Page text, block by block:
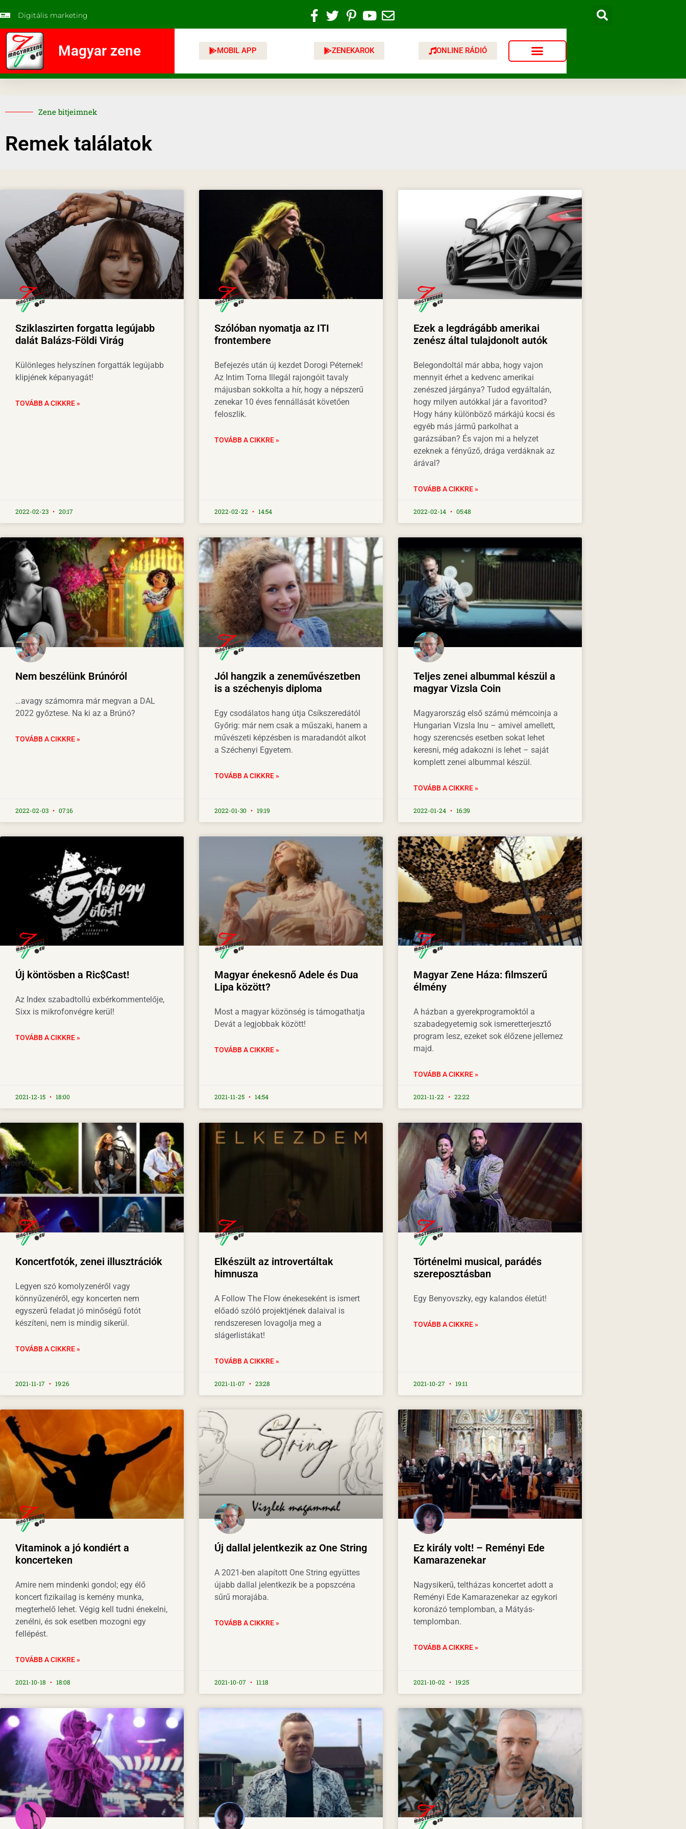
Digitális marketing
Magyar zene MOBIL APP ZENEKAROK ONLINE RÁDIÓ
Zene bitjeimnek
Remek találatok
Sziklaszirten forgatta legújabb
dalát Balázs-Földi Virág
Különleges helyszínen forgatták legújabb
klipjének képanyagát!
TOVÁBB A CIKKRE »
2022-02-23 20:17
Szólóban nyomatja az ITI
frontembere
Befejezés után új kezdet Dorogi Péternek!
Az Intim Torna Illegál rajongóit tavaly
májusban sokkolta a hír, hogy a népszerű
zenekar 10 éves fennállását követően
feloszlik.
TOVÁBB A CIKKRE »
2022-02-22 14:54
Ezek a legdrágább amerikai
zenész által tulajdonolt autók
Belegondoltál már abba, hogy vajon
mennyit érhet a kedvenc amerikai
zenészed járgánya? Tudod egyáltalán,
hogy milyen autókkal jár a favoritod?
Hogy hány különböző márkájú kocsi és
egyéb más jármű parkolhat a
garázsában? És vajon mi a helyzet
ezeknek a fényűző, drága verdáknak az
árával?
TOVÁBB A CIKKRE »
2022-02-14 05:48
Nem beszélünk Brúnóról
…avagy számomra már megvan a DAL
2022 győztese. Na ki az a Brúnó?
TOVÁBB A CIKKRE »
2022-02-03 07:16
Jól hangzik a zeneművészetben
is a széchenyis diploma
Egy csodálatos hang útja Csíkszeredától
Győrig: már nem csak a műszaki, hanem a
művészeti képzésben is maradandót alkot
a Széchenyi Egyetem.
TOVÁBB A CIKKRE »
2022-01-30 19:19
Teljes zenei albummal készül a
magyar Vizsla Coin
Magyarország első számú mémcoinja a
Hungarian Vizsla Inu – amivel amellett,
hogy szerencsés esetben sokat lehet
keresni, még adakozni is lehet – saját
komplett zenei albummal készül.
TOVÁBB A CIKKRE »
2022-01-24 16:39
Új köntösben a Ric$Cast!
Az Index szabadtollú exbérkommentelője,
Sixx is mikrofonvégre kerül!
TOVÁBB A CIKKRE »
2021-12-15 18:00
Magyar énekesnő Adele és Dua
Lipa között?
Most a magyar közönség is támogathatja
Devát a legjobbak között!
TOVÁBB A CIKKRE »
2021-11-25 14:54
Magyar Zene Háza: filmszerű
élmény
A házban a gyerekprogramoktól a
szabadegyetemig sok ismeretterjesztő
program lesz, ezeket sok élőzene jellemez
majd.
TOVÁBB A CIKKRE »
2021-11-22 22:22
Koncertfotók, zenei illusztrációk
Legyen szó komolyzenéről vagy
könnyűzenéről, egy koncerten nem
egyszerű feladat jó minőségű fotót
készíteni, nem is mindig sikerül.
TOVÁBB A CIKKRE »
2021-11-17 19:26
Elkészült az introvertáltak
himnusza
A Follow The Flow énekeseként is ismert
előadó szóló projektjének dalaival is
rendszeresen lovagolja meg a
slágerlistákat!
TOVÁBB A CIKKRE »
2021-11-07 23:28
Történelmi musical, parádés
szereposztásban
Egy Benyovszky, egy kalandos életút!
TOVÁBB A CIKKRE »
2021-10-27 19:11
Vitaminok a jó kondiért a
koncerteken
Amire nem mindenki gondol; egy élő
koncert fizikailag is kemény munka,
megterhelő lehet. Végig kell tudni énekelni,
zenélni, és sok esetben mozogni egy
fellépést.
TOVÁBB A CIKKRE »
2021-10-18 18:08
Új dallal jelentkezik az One String
A 2021-ben alapított One String együttes
újabb dallal jelentkezik be a popszcéna
sűrű morajába.
TOVÁBB A CIKKRE »
2021-10-07 11:18
Ez király volt! – Reményi Ede
Kamarazenekar
Nagysikerű, teltházas koncertet adott a
Reményi Ede Kamarazenekar az egykori
koronázó templomban, a Mátyás-
templomban.
TOVÁBB A CIKKRE »
2021-10-02 19:25